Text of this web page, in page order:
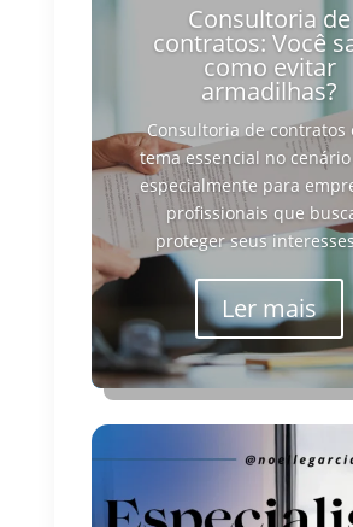
Consultoria de
contratos: Você
como evitar
armadilhas?
Consultoria de contratos
tema essencial no
especialmente para
profissionais que
proteger seus
Ler mais